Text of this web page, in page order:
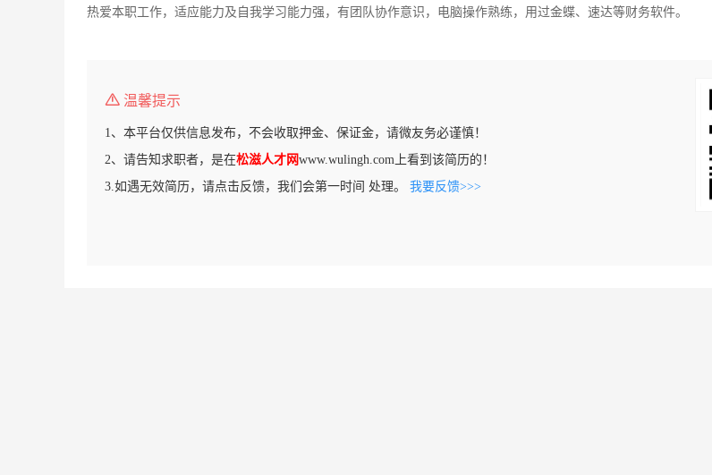
热爱本职工作，适应能力及自我学习能力强，有团队协作意识，电脑操作熟练，用过金蝶、速达等财务软件。
温馨提示
1、本平台仅供信息发布，不会收取押金、保证金，请微友务必谨慎！
2、请告知求职者，是在松滋人才网www.wulingh.com上看到该简历的！
3.如遇无效简历，请点击反馈，我们会第一时间 处理。 我要反馈>>>